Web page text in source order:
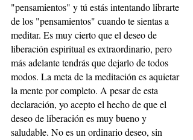
"pensamientos" y tú estás intentando librarte
de los "pensamientos" cuando te sientas a
meditar. Es muy cierto que el deseo de
liberación espiritual es extraordinario, pero
más adelante tendrás que dejarlo de todos
modos. La meta de la meditación es aquietar
la mente por completo. A pesar de esta
declaración, yo acepto el hecho de que el
deseo de liberación es muy bueno y
saludable. No es un ordinario deseo, sin